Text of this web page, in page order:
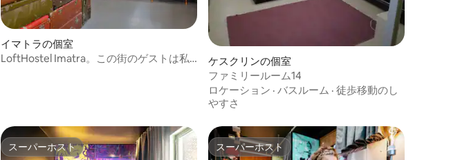
、5つ星中3.5つ星の平均評価
イマトラの個室
LoftHostel Imatra。この街のゲストは私
ケスクリンの個室
ファミリールーム14
ロケーション · バスルーム · 徒歩移動のし
やすさ
スーパーホスト
スーパーホスト スーパーホスト
スーパーホスト